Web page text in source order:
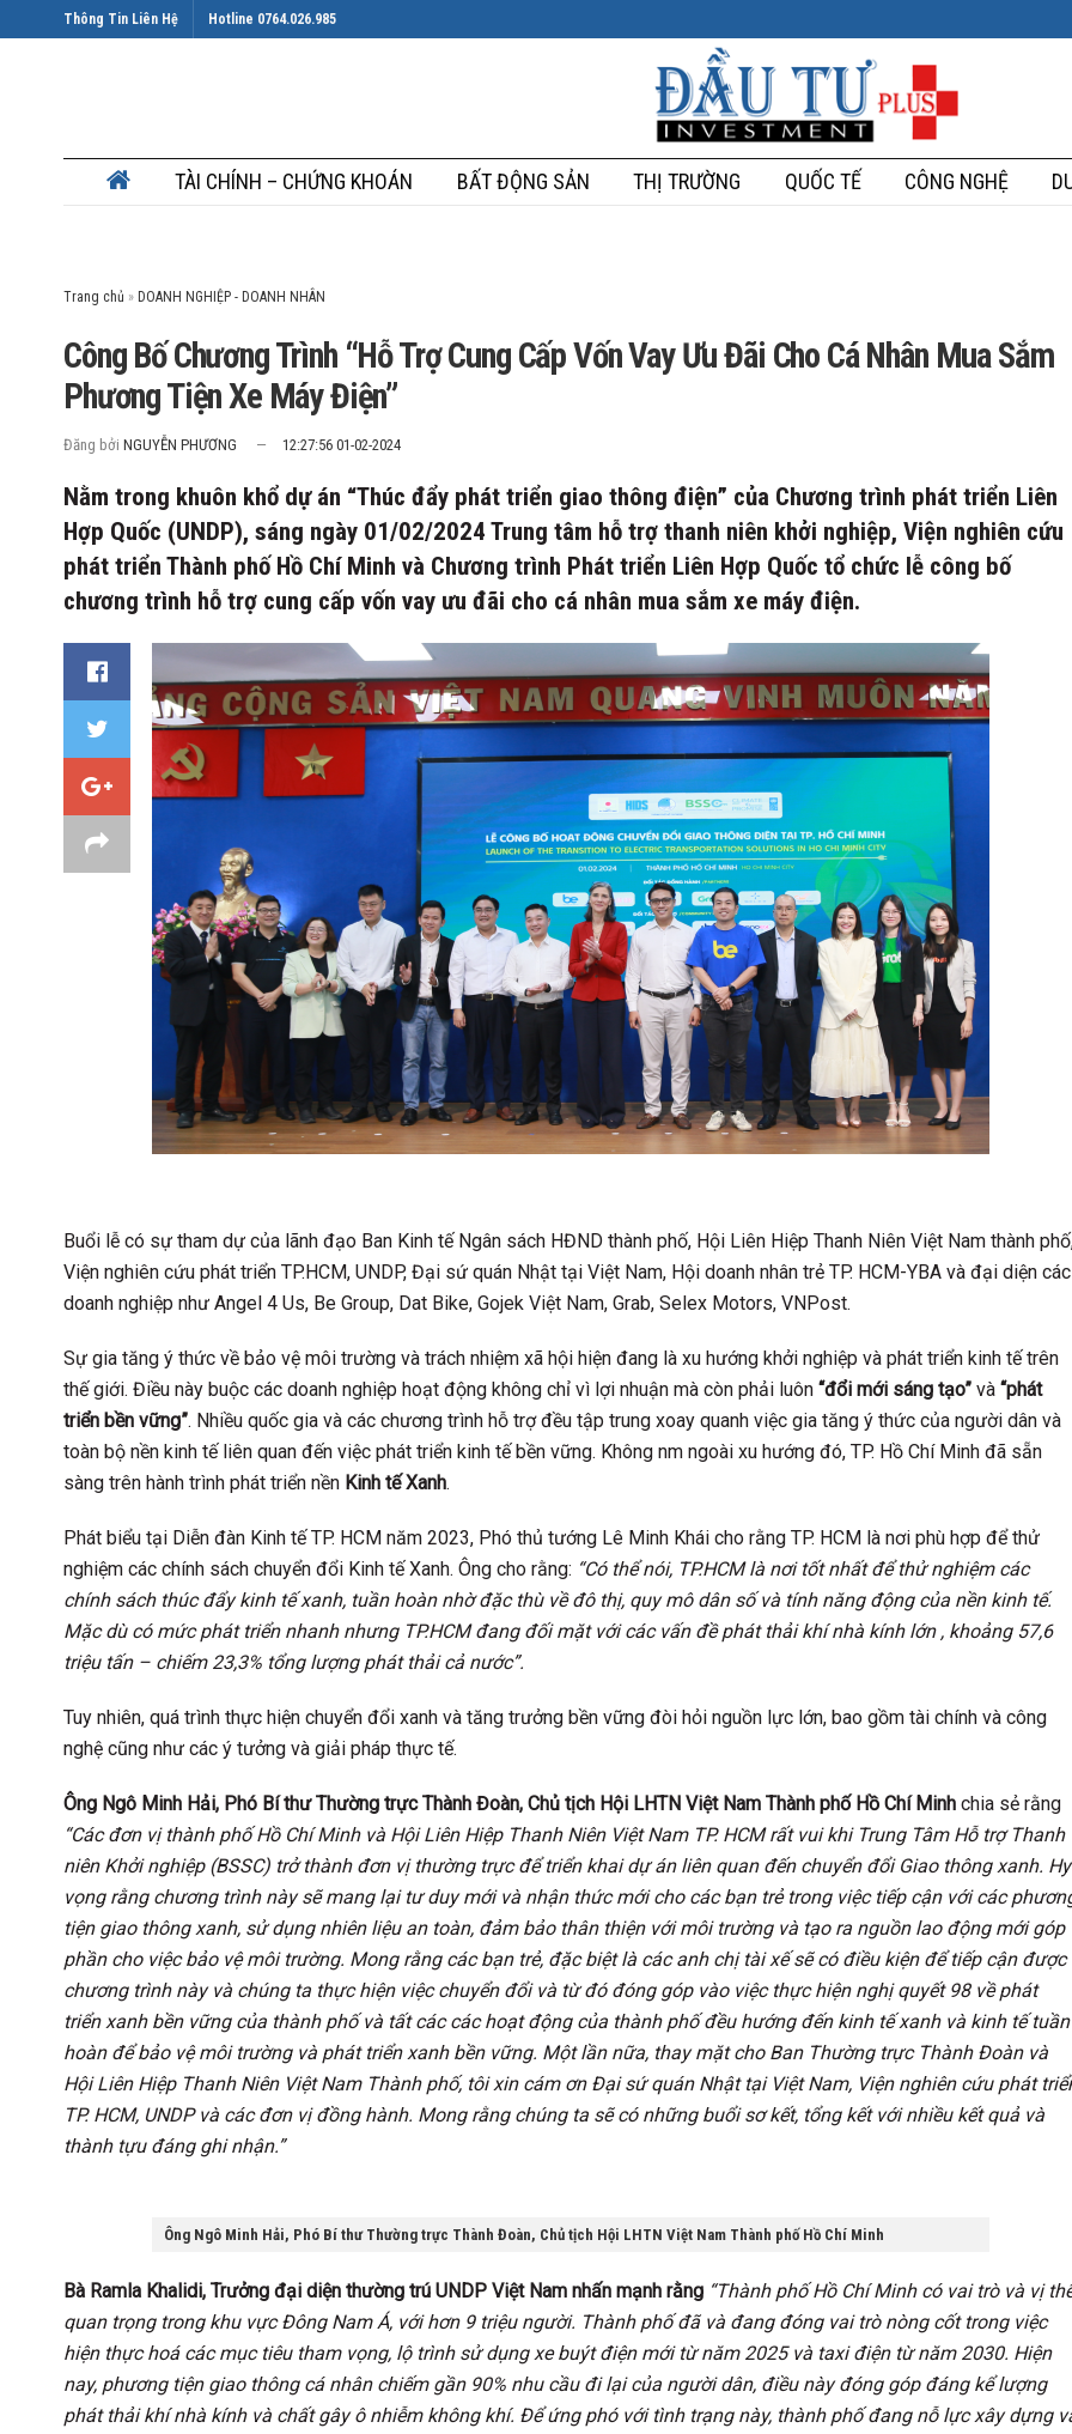
Thông Tin Liên Hệ Hotline 0764.026.985
TÀI CHÍNH – CHỨNG KHOÁN BẤT ĐỘNG SẢN THỊ TRƯỜNG QUỐC TẾ CÔNG NGHỆ
Trang chủ »
Công Bố Chương Trình “Hỗ Trợ Cung Cấp Vốn Vay Ưu Đãi Cho Cá Nhân Mua Sắm
Phương Tiện Xe Máy Điện”
Đăng bởi NGUYỄN PHƯƠNG 12:27:56 01-02-2024
Nằm trong khuôn khổ dự án “Thúc đẩy phát triển giao thông điện” của Chương trình phát triển Liên
Hợp Quốc (UNDP), sáng ngày 01/02/2024 Trung tâm hỗ trợ thanh niên khởi nghiệp, Viện nghiên cứu
phát triển Thành phố Hồ Chí Minh và Chương trình Phát triển Liên Hợp Quốc tổ chức lễ công bố
chương trình hỗ trợ cung cấp vốn vay ưu đãi cho cá nhân mua sắm xe máy điện.
Buổi lễ có sự tham dự của lãnh đạo Ban Kinh tế Ngân sách HĐND thành phố, Hội Liên Hiệp Thanh Niên Việt Nam thành
Viện nghiên cứu phát triển TP.HCM, UNDP, Đại sứ quán Nhật tại Việt Nam, Hội doanh nhân trẻ TP. HCM-YBA và đại diện các
doanh nghiệp như Angel 4 Us, Be Group, Dat Bike, Gojek Việt Nam, Grab, Selex Motors, VNPost.
Sự gia tăng ý thức về bảo vệ môi trường và trách nhiệm xã hội hiện đang là xu hướng khởi nghiệp và phát triển kinh tế trên
thế giới. Điều này buộc các doanh nghiệp hoạt động không chỉ vì lợi nhuận mà còn phải luôn “đổi mới sáng tạo” và “phát
triển bền vững”. Nhiều quốc gia và các chương trình hỗ trợ đều tập trung xoay quanh việc gia tăng ý thức của người dân và
toàn bộ nền kinh tế liên quan đến việc phát triển kinh tế bền vững. Không nm ngoài xu hướng đó, TP. Hồ Chí Minh đã sẵn
sàng trên hành trình phát triển nền Kinh tế Xanh.
Phát biểu tại Diễn đàn Kinh tế TP. HCM năm 2023, Phó thủ tướng Lê Minh Khái cho rằng TP. HCM là nơi phù hợp để thử
nghiệm các chính sách chuyển đổi Kinh tế Xanh. Ông cho rằng: “Có thể nói, TP.HCM là nơi tốt nhất để thử nghiệm các
chính sách thúc đẩy kinh tế xanh, tuần hoàn nhờ đặc thù về đô thị, quy mô dân số và tính năng động của nền kinh tế.
Mặc dù có mức phát triển nhanh nhưng TP.HCM đang đối mặt với các vấn đề phát thải khí nhà kính lớn , khoảng 57,6
triệu tấn – chiếm 23,3% tổng lượng phát thải cả nước”.
Tuy nhiên, quá trình thực hiện chuyển đổi xanh và tăng trưởng bền vững đòi hỏi nguồn lực lớn, bao gồm tài chính và công
nghệ cũng như các ý tưởng và giải pháp thực tế.
Ông Ngô Minh Hải, Phó Bí thư Thường trực Thành Đoàn, Chủ tịch Hội LHTN Việt Nam Thành phố Hồ Chí Minh chia sẻ rằng
“Các đơn vị thành phố Hồ Chí Minh và Hội Liên Hiệp Thanh Niên Việt Nam TP. HCM rất vui khi Trung Tâm Hỗ trợ Thanh
niên Khởi nghiệp (BSSC) trở thành đơn vị thường trực để triển khai dự án liên quan đến chuyển đổi Giao thông xanh. Hy
vọng rằng chương trình này sẽ mang lại tư duy mới và nhận thức mới cho các bạn trẻ trong việc tiếp cận với các
tiện giao thông xanh, sử dụng nhiên liệu an toàn, đảm bảo thân thiện với môi trường và tạo ra nguồn lao động mới góp
phần cho việc bảo vệ môi trường. Mong rằng các bạn trẻ, đặc biệt là các anh chị tài xế sẽ có điều kiện để tiếp cận được
chương trình này và chúng ta thực hiện việc chuyển đổi và từ đó đóng góp vào việc thực hiện nghị quyết 98 về phát
triển xanh bền vững của thành phố và tất các các hoạt động của thành phố đều hướng đến kinh tế xanh và kinh tế tuần
hoàn để bảo vệ môi trường và phát triển xanh bền vững. Một lần nữa, thay mặt cho Ban Thường trực Thành Đoàn và
Hội Liên Hiệp Thanh Niên Việt Nam Thành phố, tôi xin cám ơn Đại sứ quán Nhật tại Việt Nam, Viện nghiên cứu phát
TP. HCM, UNDP và các đơn vị đồng hành. Mong rằng chúng ta sẽ có những buổi sơ kết, tổng kết với nhiều kết quả và
thành tựu đáng ghi nhận.”
Ông Ngô Minh Hải, Phó Bí thư Thường trực Thành Đoàn, Chủ tịch Hội LHTN Việt Nam Thành phố Hồ Chí Minh
Bà Ramla Khalidi, Trưởng đại diện thường trú UNDP Việt Nam nhấn mạnh rằng “Thành phố Hồ Chí Minhcó vai trò và vị
quan trọng trong khu vực Đông Nam Á, với hơn 9 triệu người. Thành phố đã và đang đóng vai trò nòng cốt trong việc
hiện thực hoá các mục tiêu tham vọng, lộ trình sử dụng xe buýt điện mới từ năm 2025 và taxi điện từ năm 2030. Hiện
nay, phương tiện giao thông cá nhân chiếm gần 90% nhu cầu đi lại của người dân, điều này đóng góp đáng kể lượng
phát thải khí nhà kính và chất gây ô nhiễm không khí. Để ứng phó với tình trạng này, thành phố đang nỗ lực xây dựng